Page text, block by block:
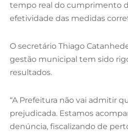
tempo real do cumprimento
efetividade das medidas
O secretário Thiago
gestão municipal tem sido
resultados.
“A Prefeitura não vai admitir
prejudicada. Estamos
denúncia, fiscalizando de